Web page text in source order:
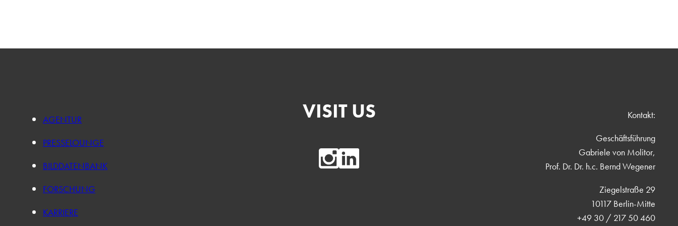
AGENTUR
PRESSELOUNGE
BILDDATENBANK
FORSCHUNG
KARRIERE
VISIT US
Kontakt:
Geschäftsführung
Gabriele von Molitor,
Prof. Dr. Dr. h.c. Bernd Wegener
Ziegelstraße 29
10117 Berlin-Mitte
+49 30 / 217 50 460